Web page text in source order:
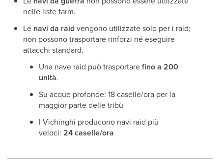
nelle liste farm.
Le navi da raidvengono utilizzate solo per i raid;
non possono trasportare rinforzi né eseguire
attacchi standard.
Una nave raid può trasportarefino a 200
unità.
Su acque profonde: 18 caselle/ora per la
maggior parte delle tribù
I Vichinghi producono navi raid più
veloci: 24 caselle/ora